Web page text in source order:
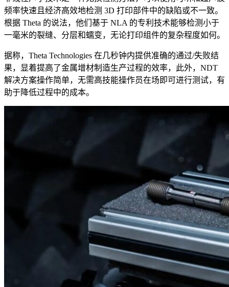
频率快速且经济高效地检测 3D 打印部件中的缺陷或不一致。
根据 Theta 的说法，他们基于 NLA 的专利技术能够检测小于
一毫米的裂缝、分层和蠕变，无论打印组件的复杂程度如何。
据称，Theta Technologies 在几秒钟内提供准确的通过/失败结
果，显着提高了金属增材制造生产过程的效率，此外，NDT
解决方案操作简单，无需高技能操作员在场即可进行测试，有
助于降低过程中的成本。